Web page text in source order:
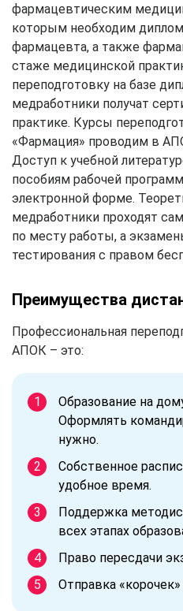
фармацевтическим
которым необходим
фармацевта, а также
стаже медицинской
переподготовку на базе
медработники получат
практике. Курсы
«Фармация» проводим в
Доступ к учебной
пособиям рабочей
электронной форме.
медработники проходят
по месту работы, а
тестирования с правом
Преимущества
Профессиональная
АПОК – это:
Образование на
Оформлять
нужно.
Собственное
удобное время.
Поддержка
всех этапах
Право пересдачи
Отправка «корочек»